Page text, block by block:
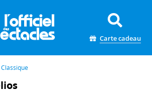
Carte cadeau
Classique